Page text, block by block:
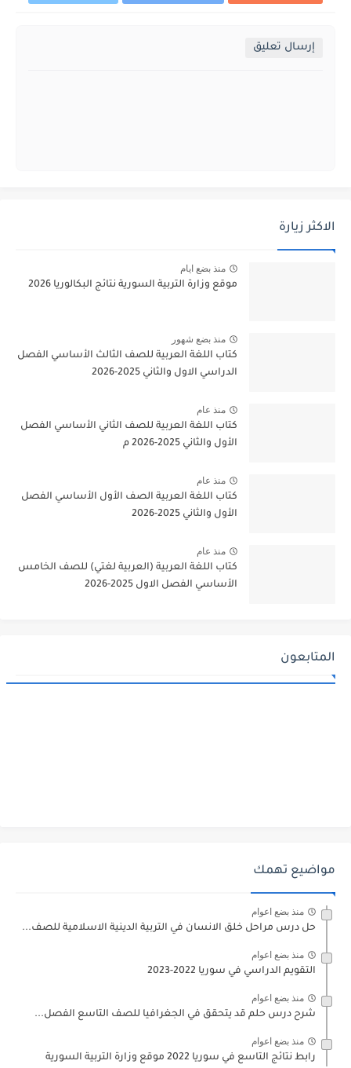
إرسال تعليق
الاكثر زيارة
منذ بضع ايام
موقع وزارة التربية السورية نتائج البكالوريا 2026
منذ بضع شهور
كتاب اللغة العربية للصف الثالث الأساسي الفصل
الدراسي الاول والثاني 2025-2026
منذ عام
كتاب اللغة العربية للصف الثاني الأساسي الفصل
الأول والثاني 2025-2026 م
منذ عام
كتاب اللغة العربية الصف الأول الأساسي الفصل
الأول والثاني 2025-2026
منذ عام
كتاب اللغة العربية (العربية لغتي) للصف الخامس
الأساسي الفصل الاول 2025-2026
المتابعون
مواضيع تهمك
منذ بضع اعوام
حل درس مراحل خلق الانسان في التربية الدينية الاسلامية للصف...
منذ بضع اعوام
التقويم الدراسي في سوريا 2022-2023
منذ بضع اعوام
شرح درس حلم قد يتحقق في الجغرافيا للصف التاسع الفصل...
منذ بضع اعوام
رابط نتائج التاسع في سوريا 2022 موقع وزارة التربية السورية